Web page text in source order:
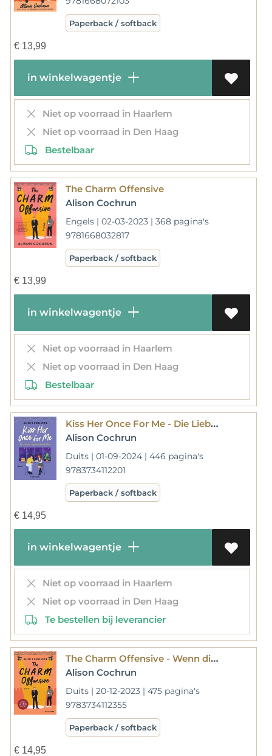
Paperback / softback
€13,99
in winkelwagentje
Niet op voorraad in Haarlem
Niet op voorraad in Den Haag
Bestelbaar
The Charm Offensive
Alison Cochrun
Engels | 02-03-2023 | 368 pagina's
9781668032817
Paperback / softback
€13,99
in winkelwagentje
Niet op voorraad in Haarlem
Niet op voorraad in Den Haag
Bestelbaar
Kiss Her Once For Me - Die Liebe ist so magisch wie der erste Schnee
Alison Cochrun
Duits | 01-09-2024 | 446 pagina's
9783734112201
Paperback / softback
€14,95
in winkelwagentje
Niet op voorraad in Haarlem
Niet op voorraad in Den Haag
Te bestellen bij leverancier
The Charm Offensive - Wenn die Klappe fällt, beginnt die Liebe
Alison Cochrun
Duits | 20-12-2023 | 475 pagina's
9783734112355
Paperback / softback
€14,95